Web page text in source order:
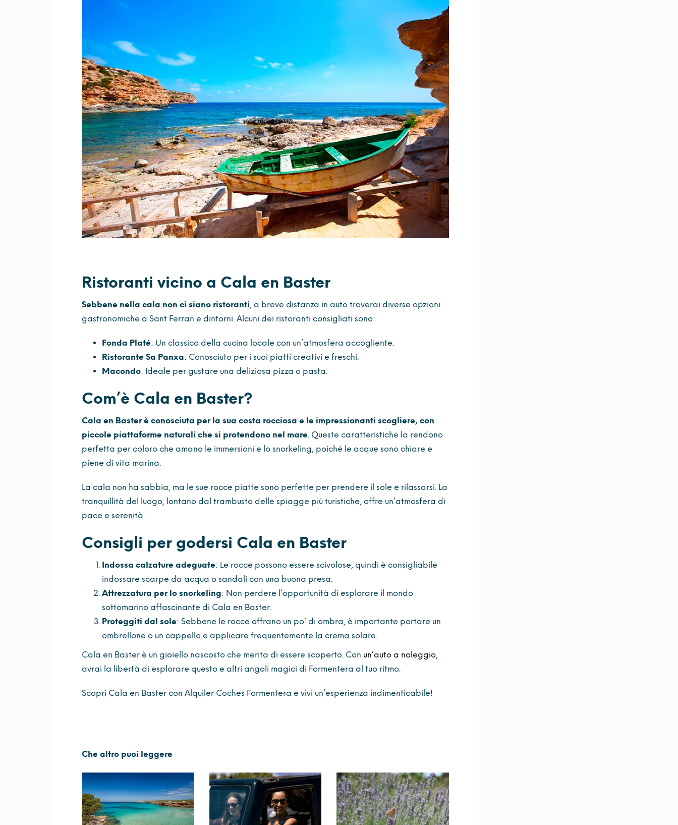
Ristoranti vicino a Cala en Baster
Sebbene nella cala non ci siano ristoranti, a breve distanza in auto troverai diverse opzioni
gastronomiche a Sant Ferran e dintorni. Alcuni dei ristoranti consigliati sono:
Fonda Platé: Un classico della cucina locale con un’atmosfera accogliente.
Ristorante Sa Panxa: Conosciuto per i suoi piatti creativi e freschi.
Macondo: Ideale per gustare una deliziosa pizza o pasta.
Com’è Cala en Baster?
Cala en Baster è conosciuta per la sua costa rocciosa e le impressionanti scogliere, con
piccole piattaforme naturali che si protendono nel mare. Queste caratteristiche la rendono
perfetta per coloro che amano le immersioni e lo snorkeling, poiché le acque sono chiare e
piene di vita marina.
La cala non ha sabbia, ma le sue rocce piatte sono perfette per prendere il sole e rilassarsi. La
tranquillità del luogo, lontano dal trambusto delle spiagge più turistiche, offre un’atmosfera di
pace e serenità.
Consigli per godersi Cala en Baster
Indossa calzature adeguate: Le rocce possono essere scivolose, quindi è consigliabile
indossare scarpe da acqua o sandali con una buona presa.
Attrezzatura per lo snorkeling: Non perdere l’opportunità di esplorare il mondo
sottomarino affascinante di Cala en Baster.
Proteggiti dal sole: Sebbene le rocce offrano un po’ di ombra, è importante portare un
ombrellone o un cappello e applicare frequentemente la crema solare.
Cala en Baster è un gioiello nascosto che merita di essere scoperto. Con un’auto a noleggio,
avrai la libertà di esplorare questo e altri angoli magici di Formentera al tuo ritmo.
Scopri Cala en Baster con Alquiler Coches Formentera e vivi un’esperienza indimenticabile!
Che altro puoi leggere